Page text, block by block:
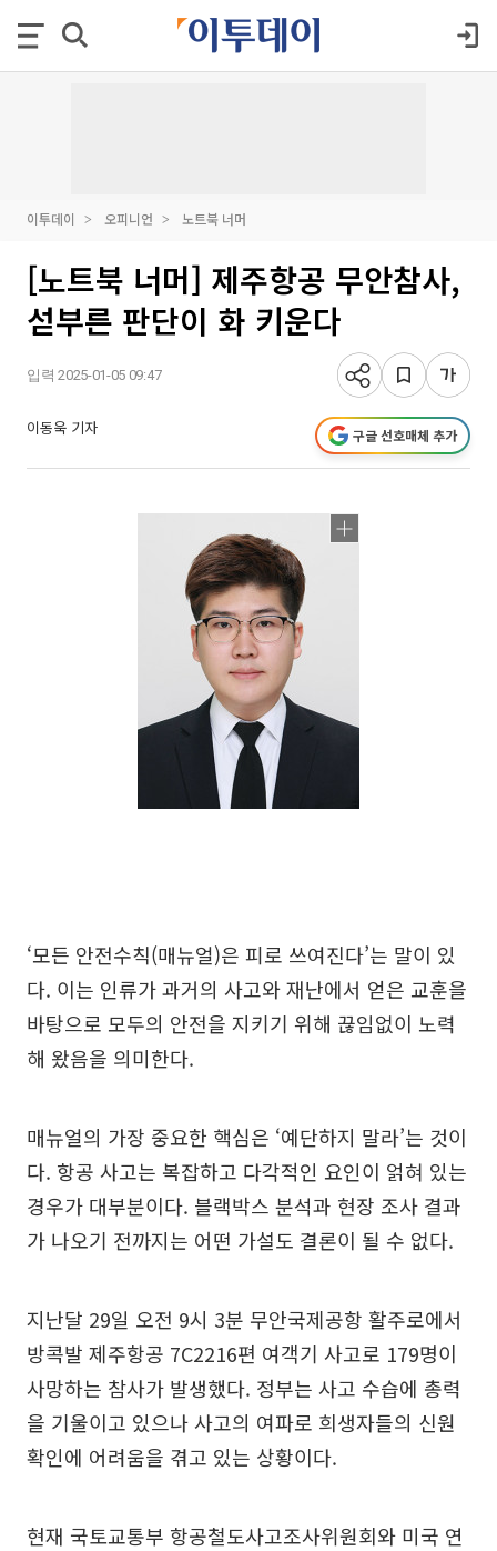
이투데이 오피니언 노트북 너머
[노트북 너머] 제주항공 무안참사,
섣부른 판단이 화 키운다
입력 2025-01-05 09:47
이동욱 기자 구글 선호매체 추가
‘모든 안전수칙(매뉴얼)은 피로 쓰여진다’는 말이 있
다. 이는 인류가 과거의 사고와 재난에서 얻은 교훈을
바탕으로 모두의 안전을 지키기 위해 끊임없이 노력
해 왔음을 의미한다.
매뉴얼의 가장 중요한 핵심은 ‘예단하지 말라’는 것이
다. 항공 사고는 복잡하고 다각적인 요인이 얽혀 있는
경우가 대부분이다. 블랙박스 분석과 현장 조사 결과
가 나오기 전까지는 어떤 가설도 결론이 될 수 없다.
지난달 29일 오전 9시 3분 무안국제공항 활주로에서
방콕발 제주항공 7C2216편 여객기 사고로 179명이
사망하는 참사가 발생했다. 정부는 사고 수습에 총력
을 기울이고 있으나 사고의 여파로 희생자들의 신원
확인에 어려움을 겪고 있는 상황이다.
현재 국토교통부 항공철도사고조사위원회와 미국 연